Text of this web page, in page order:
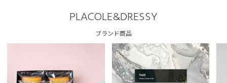
PLACOLE&DRESSY
ブランド商品